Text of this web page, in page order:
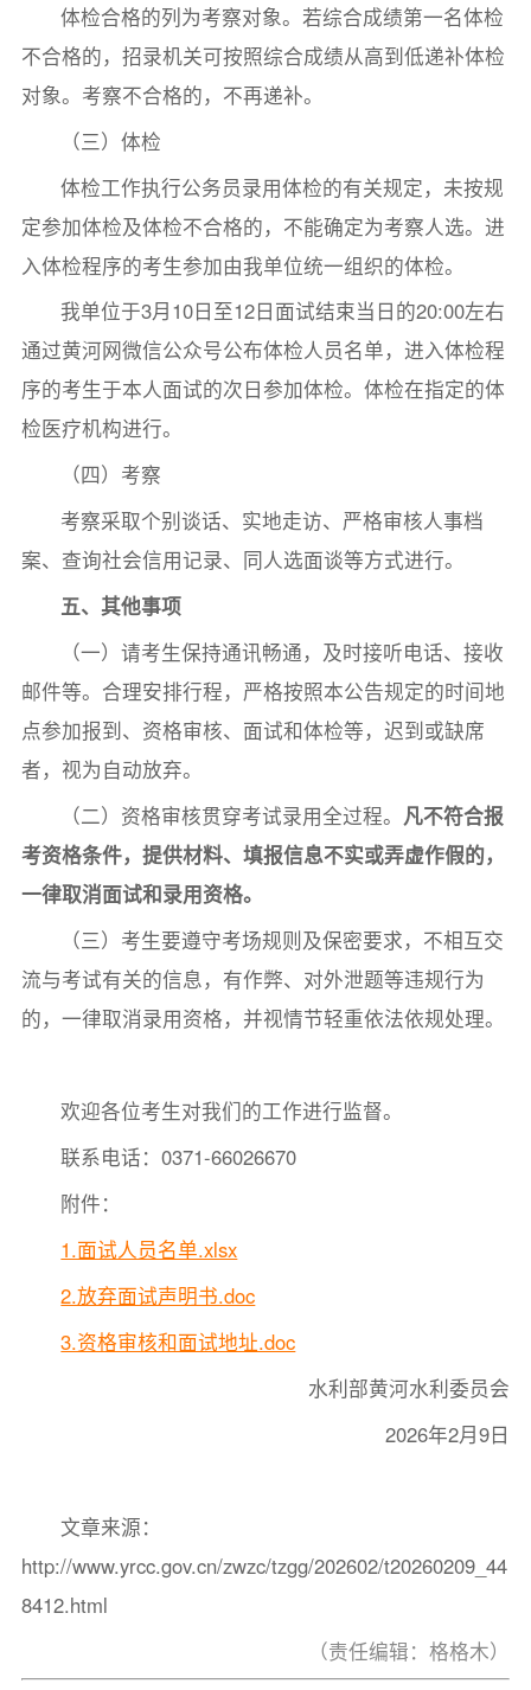
体检合格的列为考察对象。若综合成绩第一名体检
不合格的，招录机关可按照综合成绩从高到低递补体检
对象。考察不合格的，不再递补。
（三）体检
体检工作执行公务员录用体检的有关规定，未按规
定参加体检及体检不合格的，不能确定为考察人选。进
入体检程序的考生参加由我单位统一组织的体检。
我单位于3月10日至12日面试结束当日的20:00左右
通过黄河网微信公众号公布体检人员名单，进入体检程
序的考生于本人面试的次日参加体检。体检在指定的体
检医疗机构进行。
（四）考察
考察采取个别谈话、实地走访、严格审核人事档
案、查询社会信用记录、同人选面谈等方式进行。
五、其他事项
（一）请考生保持通讯畅通，及时接听电话、接收
邮件等。合理安排行程，严格按照本公告规定的时间地
点参加报到、资格审核、面试和体检等，迟到或缺席
者，视为自动放弃。
（二）资格审核贯穿考试录用全过程。 凡不符合报
考资格条件，提供材料、填报信息不实或弄虚作假的，
一律取消面试和录用资格。
（三）考生要遵守考场规则及保密要求，不相互交
流与考试有关的信息，有作弊、对外泄题等违规行为
的，一律取消录用资格，并视情节轻重依法依规处理。
欢迎各位考生对我们的工作进行监督。
联系电话：0371-66026670
附件：
1.面试人员名单.xlsx
2.放弃面试声明书.doc
3.资格审核和面试地址.doc
水利部黄河水利委员会
2026年2月9日
文章来源：
http://www.yrcc.gov.cn/zwzc/tzgg/202602/t20260209_44
8412.html
（责任编辑：格格木）